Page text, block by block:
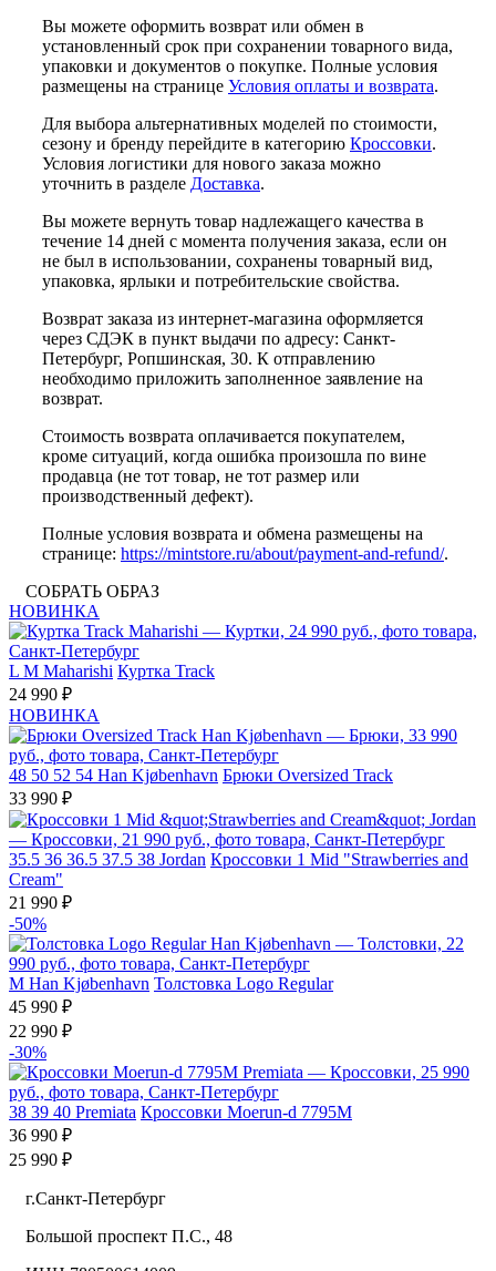
Вы можете оформить возврат или обмен в
установленный срок при сохранении товарного вида,
упаковки и документов о покупке. Полные условия
размещены на странице Условия оплаты и возврата.
Для выбора альтернативных моделей по стоимости,
сезону и бренду перейдите в категорию Кроссовки.
Условия логистики для нового заказа можно
уточнить в разделе Доставка.
Вы можете вернуть товар надлежащего качества в
течение 14 дней с момента получения заказа, если он
не был в использовании, сохранены товарный вид,
упаковка, ярлыки и потребительские свойства.
Возврат заказа из интернет-магазина оформляется
через СДЭК в пункт выдачи по адресу: Санкт-
Петербург, Ропшинская, 30. К отправлению
необходимо приложить заполненное заявление на
возврат.
Стоимость возврата оплачивается покупателем,
кроме ситуаций, когда ошибка произошла по вине
продавца (не тот товар, не тот размер или
производственный дефект).
Полные условия возврата и обмена размещены на
странице: https://mintstore.ru/about/payment-and-refund/.
СОБРАТЬ ОБРАЗ
НОВИНКА
L M Maharishi Куртка Track
24 990 ₽
НОВИНКА
48 50 52 54 Han Kjøbenhavn Брюки Oversized Track
33 990 ₽
35.5 36 36.5 37.5 38 Jordan Кроссовки 1 Mid "Strawberries and
Cream"
21 990 ₽
-50%
M Han Kjøbenhavn Толстовка Logo Regular
45 990 ₽
22 990 ₽
-30%
38 39 40 Premiata Кроссовки Moerun-d 7795M
36 990 ₽
25 990 ₽
г.Санкт-Петербург
Большой проспект П.С., 48